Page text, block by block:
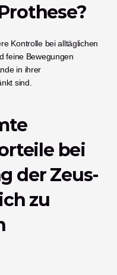
Kontrolle bei alltäglichen
feine Bewegungen
in ihrer
sind.
bei
der Zeus-
zu